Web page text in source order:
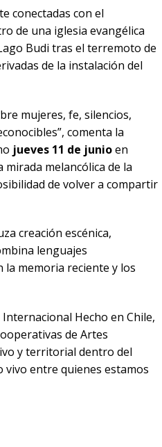
conectadas con el
de una iglesia evangélica
Budi tras el terremoto de
de la instalación del
mujeres, fe, silencios,
comenta la
jueves 11 de junioen
melancólica de la
de volver a compartir
creación escénica,
lenguajes
memoria reciente y los
Hecho en Chile,
de Artes
y territorial dentro del
vivo entre quienes estamos